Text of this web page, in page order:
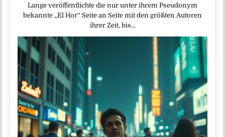
Lange veröffentlichte die nur unter ihrem Pseudonym
bekannte „El Hor“ Seite an Seite mit den größten Autoren
ihrer Zeit, bis…